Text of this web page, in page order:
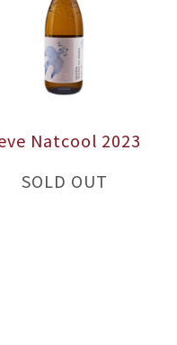
Natcool 2023
SOLD OUT